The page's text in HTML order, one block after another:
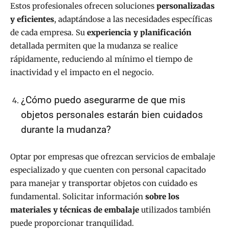
Estos profesionales ofrecen soluciones personalizadas
y eficientes, adaptándose a las necesidades específicas
de cada empresa. Su experiencia y planificación
detallada permiten que la mudanza se realice
rápidamente, reduciendo al mínimo el tiempo de
inactividad y el impacto en el negocio.
¿Cómo puedo asegurarme de que mis
objetos personales estarán bien cuidados
durante la mudanza?
Optar por empresas que ofrezcan servicios de embalaje
especializado y que cuenten con personal capacitado
para manejar y transportar objetos con cuidado es
fundamental. Solicitar información sobre los
materiales y técnicas de embalaje utilizados también
puede proporcionar tranquilidad.